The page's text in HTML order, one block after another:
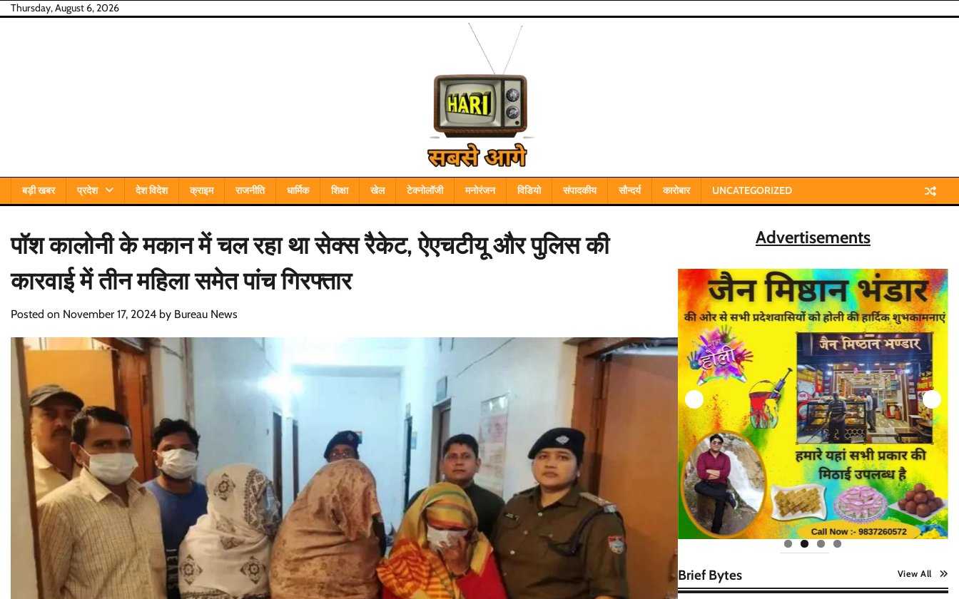
SkipThursday, August 6, 2026
बड़ी खबर प्रदेश देश विदेश क्राइम राजनीति धार्मिक शिक्षा खेल टेक्नोलॉजी मनोरंजन विडियो संपादकीय सौन्दर्य कारोबार UNCATEGORIZED
पॉश कालोनी के मकान में चल रहा था सेक्स रैकेट, ऐएचटीयू और पुलिस की
कारवाई में तीन महिला समेत पांच गिरफ्तार
Posted on November 17, 2024 by Bureau News
Advertisements
Brief Bytes View All